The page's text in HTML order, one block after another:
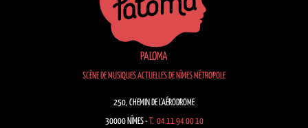
PALOMA
SCÈNE DE MUSIQUES ACTUELLES DE NÎMES MÉTROPOLE
250, CHEMIN DE L’AÉRODROME
30000 NÎMES - T. 04 11 94 00 10